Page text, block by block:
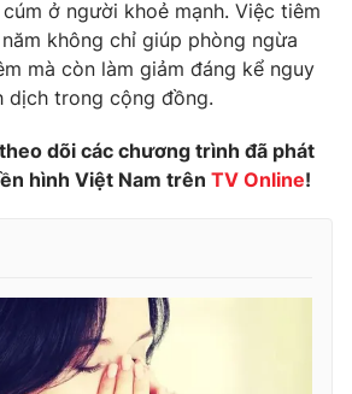
VTV Thể thao
Bất động sản
Tấm lòng Việt
VTV8
English
ở người khoẻ mạnh. Việc tiêm
không chỉ giúp phòng ngừa
mà còn làm giảm đáng kể nguy
dịch trong cộng đồng.
dõi các chương trình đã phát
hình Việt Nam trên TV Online!